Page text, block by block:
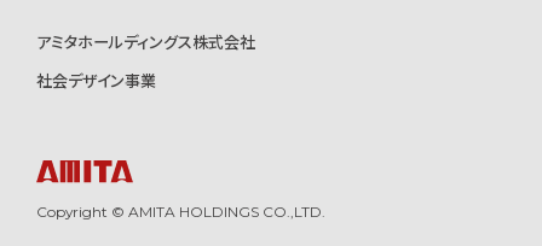
Copyright © AMITA HOLDINGS CO.,LTD.
アミタホールディングス株式会社
社会デザイン事業